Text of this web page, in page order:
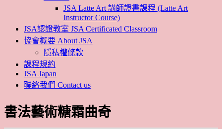
JSA Latte Art 講師證書課程 (Latte Art
Instructor Course)
JSA認證教室 JSA Certificated Classroom
協會概要 About JSA
隱私權條款
課程規約
JSA Japan
聯絡我們 Contact us
書法藝術糖霜曲奇